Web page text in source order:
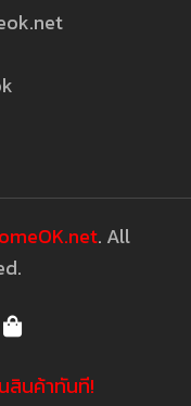
. All
สินค้าทันที!